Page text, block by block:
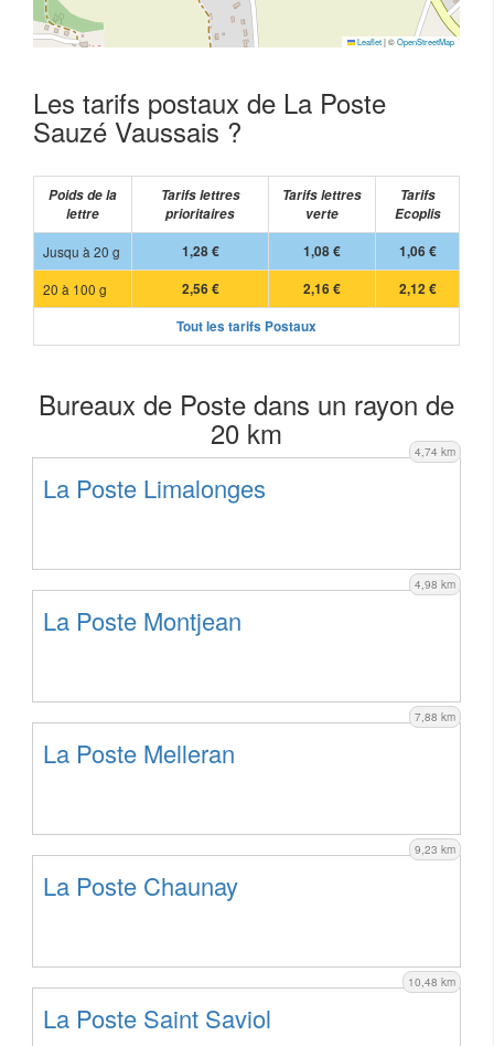
Leaflet|©OpenStreetMap
Les tarifs postaux de La Poste
Sauzé Vaussais ?
Poids de la
lettre
Tarifs lettres
prioritaires
Tarifs lettres
verte
Tarifs
Ecoplis
Jusqu à 20 g
1,28 € 1,08 €
1,06 €
20 à 100 g
2,56 € 2,16 €
2,12 €
Tout les tarifs Postaux
Bureaux de Poste dans un rayon de
20 km 4,74 km
La Poste Limalonges
4,98 km
La Poste Montjean
7,88 km
La Poste Melleran
9,23 km
La Poste Chaunay
10,48 km
La Poste Saint Saviol